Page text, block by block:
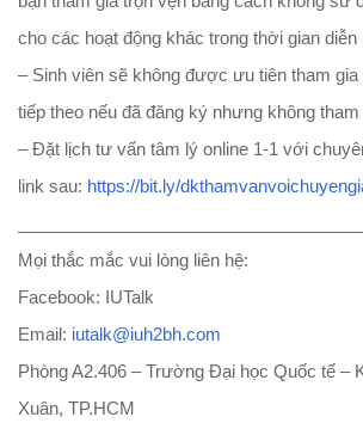
cho các hoạt động khác trong thời gian diễn
– Sinh viên sẽ không được ưu tiên tham
tiếp theo nếu đã đăng ký nhưng không
– Đặt lịch tư vấn tâm lý online 1-1 với
link sau: https://bit.ly/
Mọi thắc mắc vui lòng liên hệ:
Facebook: IUTalk
Email: iutalk@iuh2bh.com
Phòng A2.406 – Trường Đại học Quốc tế –
Xuân, TP.HCM